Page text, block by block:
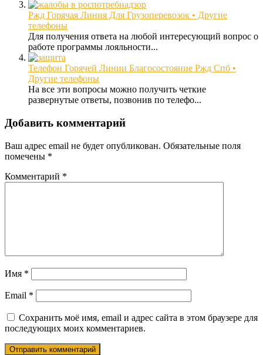
Ржд Горячая Линия Для Грузоперевозок • Другие
телефоны
Для получения ответа на любой интересующий вопрос о
работе программы лояльности...
Телефон Горячей Линии Благосостояние Ржд Спб •
Другие телефоны
На все эти вопросы можно получить четкие
развернутые ответы, позвонив по телефо...
Добавить комментарий
Ваш адрес email не будет опубликован. Обязательные поля
помечены *
Комментарий *
Имя *
Email *
Сохранить моё имя, email и адрес сайта в этом браузере для
последующих моих комментариев.